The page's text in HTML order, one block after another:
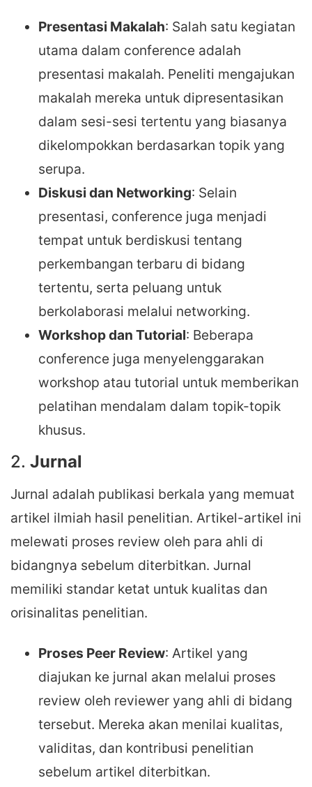
Presentasi Makalah: Salah satu kegiatan
utama dalam conference adalah
presentasi makalah. Peneliti mengajukan
makalah mereka untuk dipresentasikan
dalam sesi-sesi tertentu yang biasanya
dikelompokkan berdasarkan topik yang
serupa.
Diskusi dan Networking: Selain
presentasi, conference juga menjadi
tempat untuk berdiskusi tentang
perkembangan terbaru di bidang
tertentu, serta peluang untuk
berkolaborasi melalui networking.
Workshop dan Tutorial: Beberapa
conference juga menyelenggarakan
workshop atau tutorial untuk memberikan
pelatihan mendalam dalam topik-topik
khusus.
2. Jurnal
Jurnal adalah publikasi berkala yang memuat
artikel ilmiah hasil penelitian. Artikel-artikel ini
melewati proses review oleh para ahli di
bidangnya sebelum diterbitkan. Jurnal
memiliki standar ketat untuk kualitas dan
orisinalitas penelitian.
Proses Peer Review: Artikel yang
diajukan ke jurnal akan melalui proses
review oleh reviewer yang ahli di bidang
tersebut. Mereka akan menilai kualitas,
validitas, dan kontribusi penelitian
sebelum artikel diterbitkan.